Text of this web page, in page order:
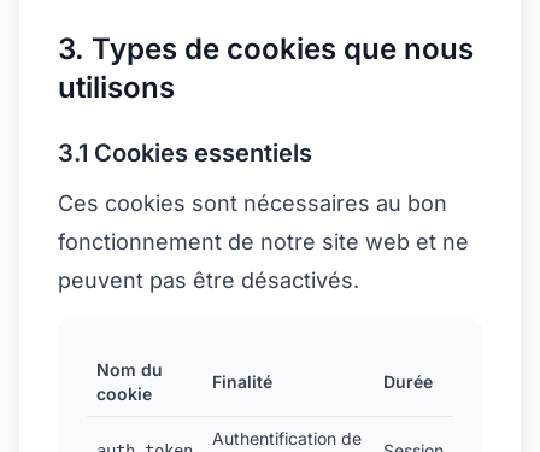
3. Types de cookies que nous
utilisons
3.1 Cookies essentiels
Ces cookies sont nécessaires au bon
fonctionnement de notre site web et ne
peuvent pas être désactivés.
Nom du
cookie
Finalité Durée
Authentification de